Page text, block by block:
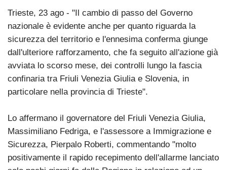
Trieste, 23 ago - "Il cambio di passo del Governo
nazionale è evidente anche per quanto riguarda la
sicurezza del territorio e l'ennesima conferma giunge
dall'ulteriore rafforzamento, che fa seguito all'azione già
avviata lo scorso mese, dei controlli lungo la fascia
confinaria tra Friuli Venezia Giulia e Slovenia, in
particolare nella provincia di Trieste".
Lo affermano il governatore del Friuli Venezia Giulia,
Massimiliano Fedriga, e l'assessore a Immigrazione e
Sicurezza, Pierpalo Roberti, commentando "molto
positivamente il rapido recepimento dell'allarme lanciato